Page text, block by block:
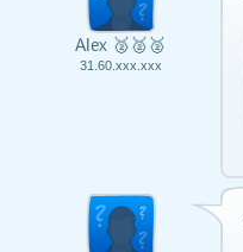
Alex 🥈🥈🥈
31.60.xxx.xxx